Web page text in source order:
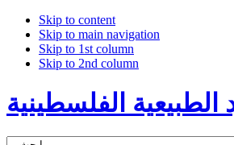
Skip to content
Skip to main navigation
Skip to 1st column
Skip to 2nd column
الفلسطينية